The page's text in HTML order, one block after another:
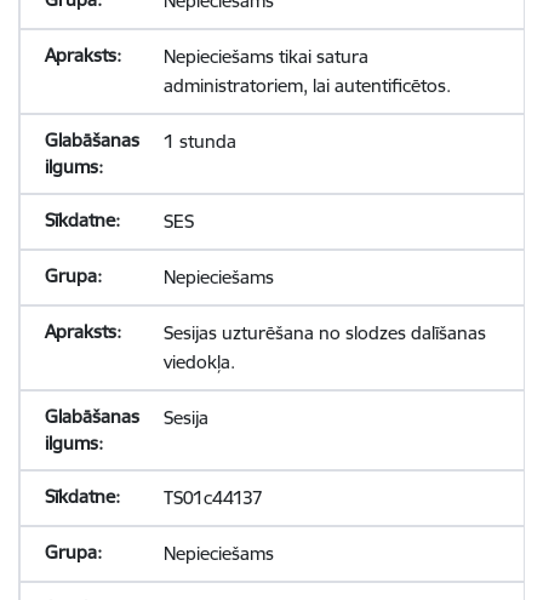
Nepieciešams tikai satura
administratoriem, lai autentificētos.
1 stunda
SES
Nepieciešams
Sesijas uzturēšana no slodzes dalīšanas
viedokļa.
Sesija
TS01c44137
Nepieciešams